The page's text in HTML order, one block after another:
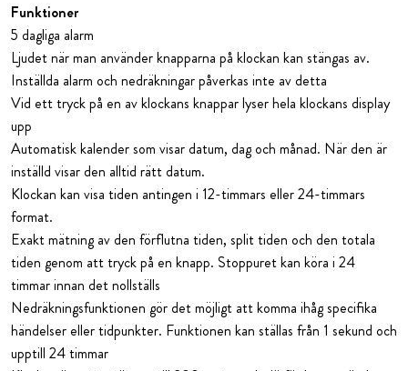
Funktioner
5 dagliga alarm
Ljudet när man använder knapparna på klockan kan stängas av.
Inställda alarm och nedräkningar påverkas inte av detta
Vid ett tryck på en av klockans knappar lyser hela klockans display
upp
Automatisk kalender som visar datum, dag och månad. När den är
inställd visar den alltid rätt datum.
Klockan kan visa tiden antingen i 12-timmars eller 24-timmars
format.
Exakt mätning av den förflutna tiden, split tiden och den totala
tiden genom att tryck på en knapp. Stoppuret kan köra i 24
timmar innan det nollställs
Nedräkningsfunktionen gör det möjligt att komma ihåg specifika
händelser eller tidpunkter. Funktionen kan ställas från 1 sekund och
upptill 24 timmar